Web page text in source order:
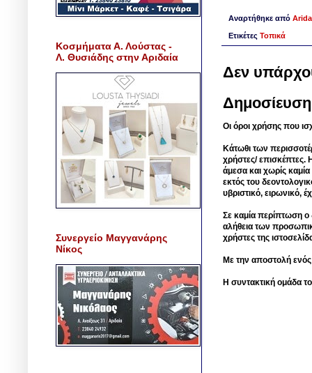
Αναρτήθηκε από
Ετικέτες Τοπικά
Δεν
Οι όροι χρήσης που
Κάτωθι των
χρήστες/ επισκέπτες.
άμεσα και χωρίς
εκτός του
υβριστικό, ειρωνικό,
Σε καμία περίπτωση ο
αλήθεια των
χρήστες της
Με την αποστολή
Η συντακτική ομάδα
Κοσμήματα Α. Λούστας -
Λ. Θυσιάδης στην Αριδαία
Συνεργείο Μαγγανάρης
Νίκος